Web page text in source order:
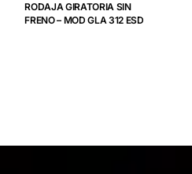
RODAJA GIRATORIA SIN
FRENO – MOD GLA 312 ESD